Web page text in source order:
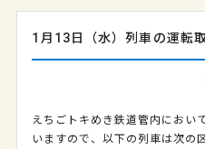
1月13日（水）列車の運転
えちごトキめき鉄道管内におい
いますので、以下の列車は次の